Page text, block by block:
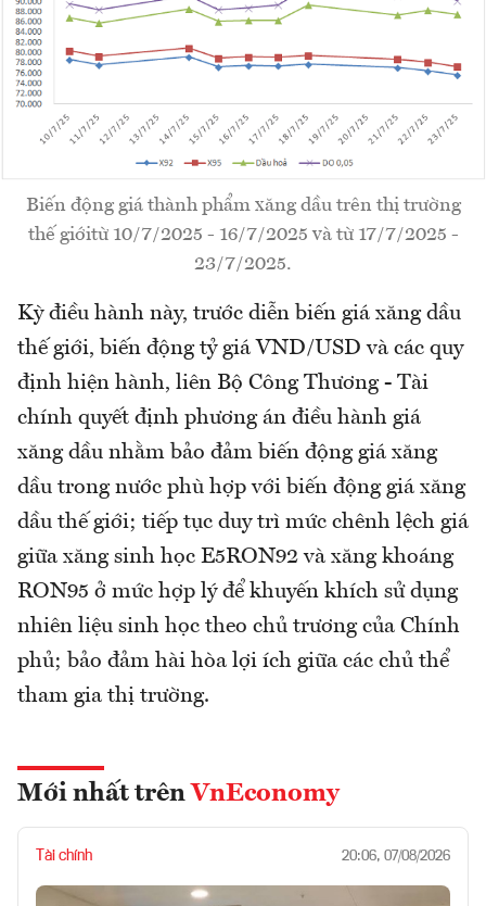
Biến động giá thành phẩm xăng dầu trên thị trường
thế giớitừ 10/7/2025 - 16/7/2025 và từ 17/7/2025 -
23/7/2025.
Kỳ điều hành này, trước diễn biến giá xăng dầu
thế giới, biến động tỷ giá VND/USD và các quy
định hiện hành, liên Bộ Công Thương - Tài
chính quyết định phương án điều hành giá
xăng dầu nhằm bảo đảm biến động giá xăng
dầu trong nước phù hợp với biến động giá xăng
dầu thế giới; tiếp tục duy trì mức chênh lệch giá
giữa xăng sinh học E5RON92 và xăng khoáng
RON95 ở mức hợp lý để khuyến khích sử dụng
nhiên liệu sinh học theo chủ trương của Chính
phủ; bảo đảm hài hòa lợi ích giữa các chủ thể
tham gia thị trường.
Mới nhất trên VnEconomy
Tài chính 20:06, 07/08/2026